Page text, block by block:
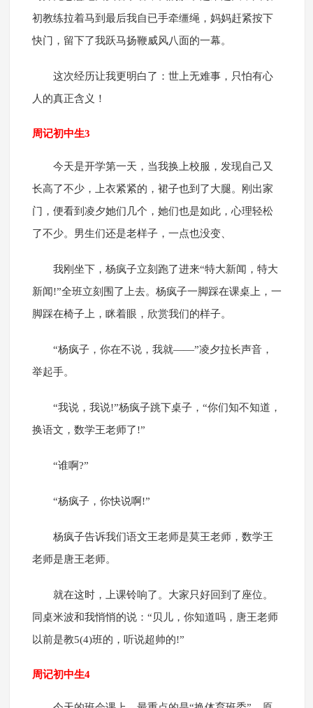
初教练拉着马到最后我自已手牵缰绳，妈妈赶紧按下
快门，留下了我跃马扬鞭威风八面的一幕。
这次经历让我更明白了：世上无难事，只怕有心
人的真正含义！
周记初中生3
今天是开学第一天，当我换上校服，发现自己又
长高了不少，上衣紧紧的，裙子也到了大腿。刚出家
门，便看到凌夕她们几个，她们也是如此，心理轻松
了不少。男生们还是老样子，一点也没变、
我刚坐下，杨疯子立刻跑了进来“特大新闻，特大
新闻!”全班立刻围了上去。杨疯子一脚踩在课桌上，一
脚踩在椅子上，眯着眼，欣赏我们的样子。
“杨疯子，你在不说，我就——”凌夕拉长声音，
举起手。
“我说，我说!”杨疯子跳下桌子，“你们知不知道，
换语文，数学王老师了!”
“谁啊?”
“杨疯子，你快说啊!”
杨疯子告诉我们语文王老师是莫王老师，数学王
老师是唐王老师。
就在这时，上课铃响了。大家只好回到了座位。
同桌米波和我悄悄的说：“贝儿，你知道吗，唐王老师
以前是教5(4)班的，听说超帅的!”
周记初中生4